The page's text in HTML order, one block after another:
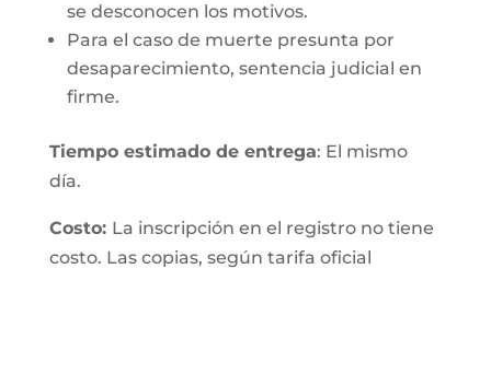
se desconocen los motivos.
Para el caso de muerte presunta por
desaparecimiento, sentencia judicial en
firme.
Tiempo estimado de entrega: El mismo
día.
Costo: La inscripción en el registro no tiene
costo. Las copias, según tarifa oficial